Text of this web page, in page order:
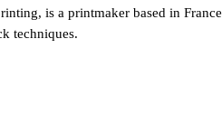
is a printmaker based in France
techniques.